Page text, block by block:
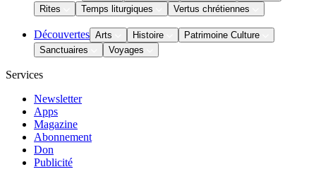
Rites
Temps liturgiques Vertus chrétiennes
Découvertes Arts Histoire
Patrimoine Culture
Sanctuaires
Voyages
Services
Newsletter
Apps
Magazine
Abonnement
Don
Publicité